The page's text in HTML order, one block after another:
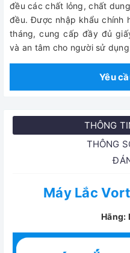
đều các chất lỏng, chất
đều. Được nhập khẩu chính
tháng, cung cấp đầy đủ
và an tâm cho người sử
Yêu
THÔNG
THÔNG
Máy Lắc
Hãng: